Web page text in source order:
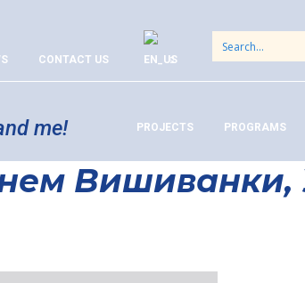
CONTACT US
me! PROJECTS PROGRAMS
Вишиванки,